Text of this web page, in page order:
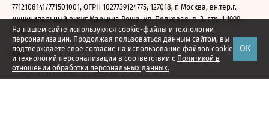
На нашем сайте используются cookie-файлы и технологии
персонализации. Продолжая пользоваться данным сайтом, вы
подтверждаете свое согласие на использование файлов cookie
и технологий персонализации в соответствии с Политикой в
отношении обработки персональных данных.
ОК
7712108141/771501001, ОГРН 1027739124775, 127018, г. Москва, вн.тер.г.
муниципальный округ Марьина Роща, ул. Полковая, д. 3, стр. 1 1999—
2026